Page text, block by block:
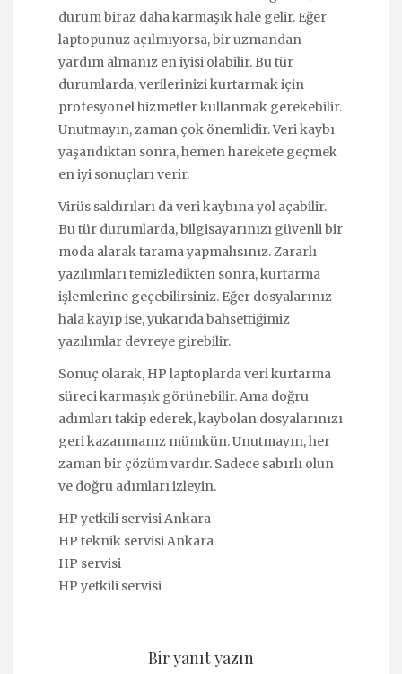
durum biraz daha karmaşık hale gelir. Eğer
laptopunuz açılmıyorsa, bir uzmandan
yardım almanız en iyisi olabilir. Bu tür
durumlarda, verilerinizi kurtarmak için
profesyonel hizmetler kullanmak gerekebilir.
Unutmayın, zaman çok önemlidir. Veri kaybı
yaşandıktan sonra, hemen harekete geçmek
en iyi sonuçları verir.
Virüs saldırıları da veri kaybına yol açabilir.
Bu tür durumlarda, bilgisayarınızı güvenli bir
moda alarak tarama yapmalısınız. Zararlı
yazılımları temizledikten sonra, kurtarma
işlemlerine geçebilirsiniz. Eğer dosyalarınız
hala kayıp ise, yukarıda bahsettiğimiz
yazılımlar devreye girebilir.
Sonuç olarak, HP laptoplarda veri kurtarma
süreci karmaşık görünebilir. Ama doğru
adımları takip ederek, kaybolan dosyalarınızı
geri kazanmanız mümkün. Unutmayın, her
zaman bir çözüm vardır. Sadece sabırlı olun
ve doğru adımları izleyin.
HP yetkili servisi Ankara
HP teknik servisi Ankara
HP servisi
HP yetkili servisi
Bir yanıt yazın